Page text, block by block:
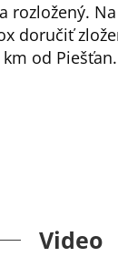
rozložený.
doručiť
od
Video